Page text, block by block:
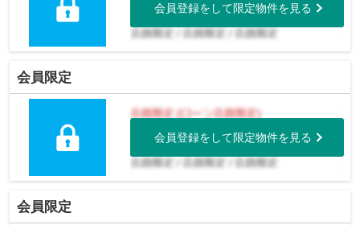
会員登録をして限定物件を見る
会員限定
会員登録をして限定物件を見る
会員限定